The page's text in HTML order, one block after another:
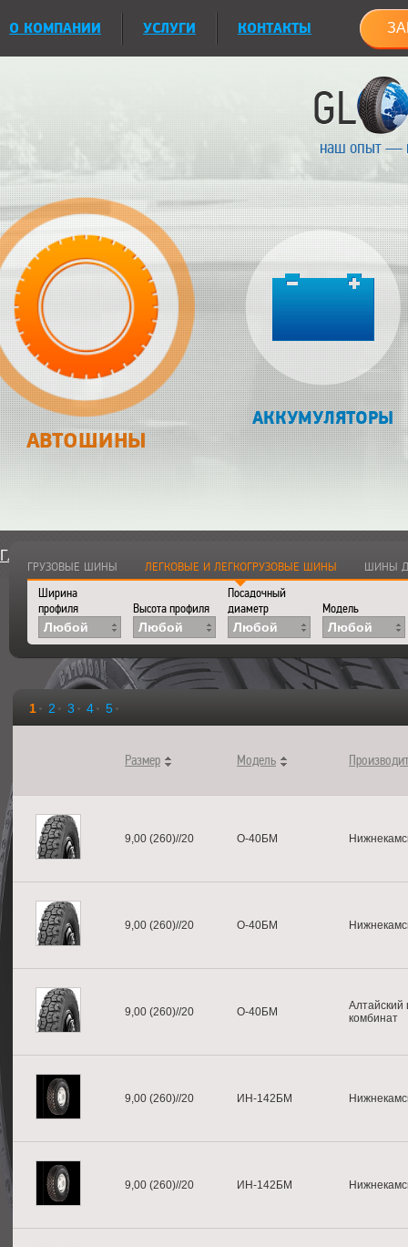
О КОМПАНИИ УСЛУГИ КОНТАКТЫ
наш опыт —
АВТОШИНЫ
АККУМУЛЯТОРЫ
Главная
ГРУЗОВЫЕ ШИНЫ ЛЕГКОВЫЕ И ЛЕГКОГРУЗОВЫЕ ШИНЫ ШИНЫ
Ширина
профиля
Любой
Высота профиля
Любой
Посадочный
диаметр
Любой
Модель
Любой
1 2 3 4 5
Размер Модель
9,00 (260)//20 О-40БМ
9,00 (260)//20 О-40БМ
9,00 (260)//20 О-40БМ
комбинат
9,00 (260)//20 ИН-142БМ
9,00 (260)//20 ИН-142БМ